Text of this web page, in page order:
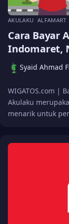
AKULAKU ALFAMART
Cara Bayar
Indomaret,
Syaid Ahmad
WIGATOS.com |
Akulaku
menarik untuk